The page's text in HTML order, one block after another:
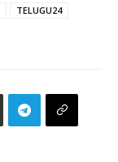
TELUGU24